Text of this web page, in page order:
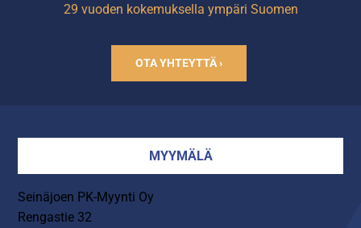
29 vuoden kokemuksella ympäri Suomen
OTA YHTEYTTÄ ›
MYYMÄLÄ
Seinäjoen PK-Myynti Oy
Rengastie 32